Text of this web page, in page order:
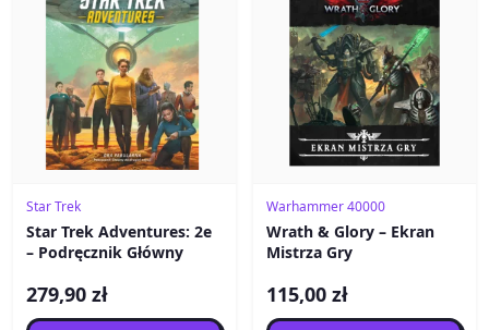
Star Trek
Star Trek Adventures: 2e
– Podręcznik Główny
279,90 zł
Warhammer 40000
Wrath & Glory – Ekran
Mistrza Gry
115,00 zł